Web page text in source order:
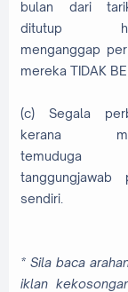
bulan dari
ditutup
menganggap
mereka TIDAK
(c) Segala
kerana
temuduga
tanggungjawab
sendiri.
* Sila baca
iklan